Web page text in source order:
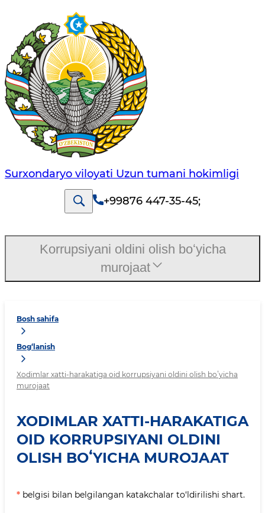
Surxondaryo viloyati Uzun tumani hokimligi
+99876 447-35-45;
Bosh sahifa
Bog‘lanish
Xodimlar xatti-harakatiga oid korrupsiyani oldini olish boʻyicha
murojaat
XODIMLAR XATTI-HARAKATIGA
OID KORRUPSIYANI OLDINI
OLISH BOʻYICHA MUROJAAT
* belgisi bilan belgilangan katakchalar to‘ldirilishi shart.
Korrupsiyani oldini olish boʻyicha
murojaat